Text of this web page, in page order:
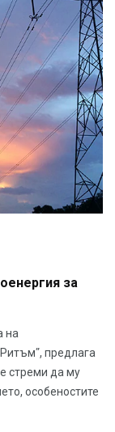
за
на
предлага
стреми да му
особеностите